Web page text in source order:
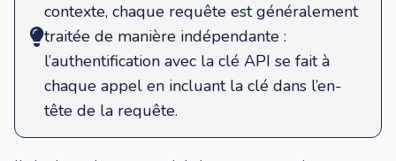
contexte, chaque requête est généralement
traitée de manière indépendante :
l’authentification avec la clé API se fait à
chaque appel en incluant la clé dans l’en-
tête de la requête.